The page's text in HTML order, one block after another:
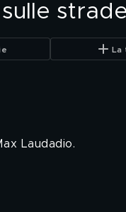
strade
La
Laudadio.